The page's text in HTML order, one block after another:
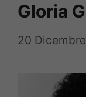
Gloria
20 Dicembre